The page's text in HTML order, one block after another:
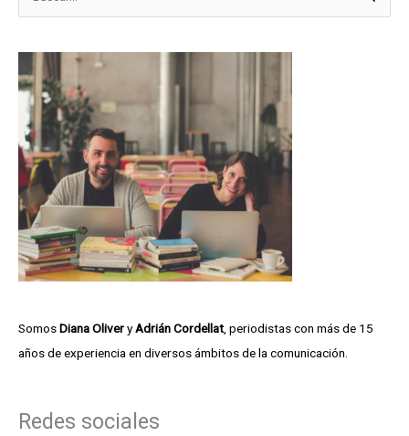
s
c
p
o
r
SomosDiana OliveryAdrián Cordellat , periodistas con más de 15
años de experiencia en diversos ámbitos de la comunicación.
Redes sociales
r
e
c
a